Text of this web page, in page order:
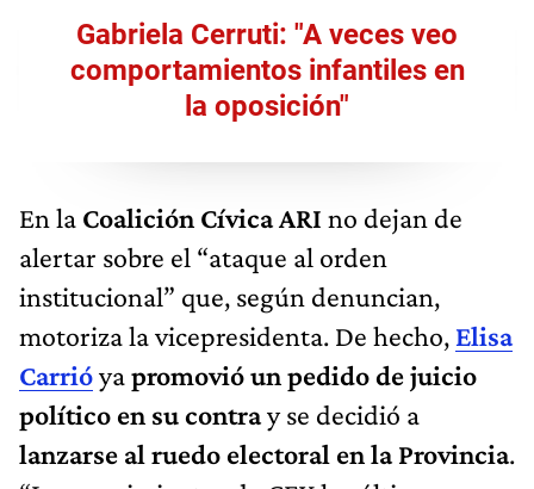
Gabriela Cerruti: "A veces veo
comportamientos infantiles en
la oposición"
En la Coalición Cívica ARI no dejan de
alertar sobre el “ataque al orden
institucional” que, según denuncian,
motoriza la vicepresidenta. De hecho, Elisa
Carrióyapromovió un pedido de juicio
político en su contray se decidió a
lanzarse al ruedo electoral en la Provincia.